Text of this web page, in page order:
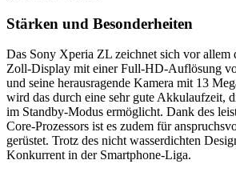
Stärken und Besonderheiten
Das Sony Xperia ZL zeichnet sich vor allem
Zoll-Display mit einer Full-HD-Auflösung
und seine herausragende Kamera mit 13
wird das durch eine sehr gute Akkulaufzeit,
im Standby-Modus ermöglicht. Dank des
Core-Prozessors ist es zudem für
gerüstet. Trotz des nicht wasserdichten
Konkurrent in der Smartphone-Liga.